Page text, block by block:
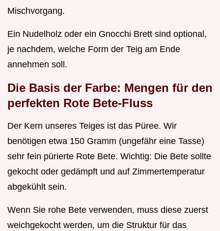
Mischvorgang.
Ein Nudelholz oder ein Gnocchi Brett sind optional,
je nachdem, welche Form der Teig am Ende
annehmen soll.
Die Basis der Farbe: Mengen für den
perfekten Rote Bete-Fluss
Der Kern unseres Teiges ist das Püree. Wir
benötigen etwa 150 Gramm (ungefähr eine Tasse)
sehr fein pürierte Rote Bete. Wichtig: Die Bete sollte
gekocht oder gedämpft und auf Zimmertemperatur
abgekühlt sein.
Wenn Sie rohe Bete verwenden, muss diese zuerst
weichgekocht werden, um die Struktur für das